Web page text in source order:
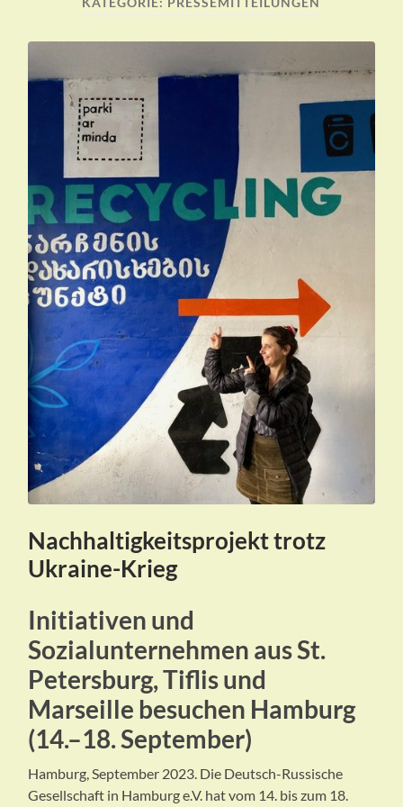
Nachhaltigkeitsprojekt trotz
Ukraine-Krieg
Initiativen und
Sozialunternehmen aus St.
Petersburg, Tiflis und
Marseille besuchen Hamburg
(14.–18. September)
Hamburg, September 2023. Die Deutsch-Russische
Gesellschaft in Hamburg e.V. hat vom 14. bis zum 18.